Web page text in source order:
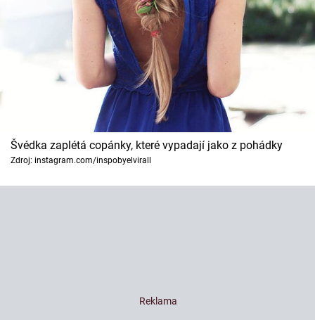
Švédka zaplétá copánky, které vypadají jako z pohádky
Zdroj: instagram.com/inspobyelvirall